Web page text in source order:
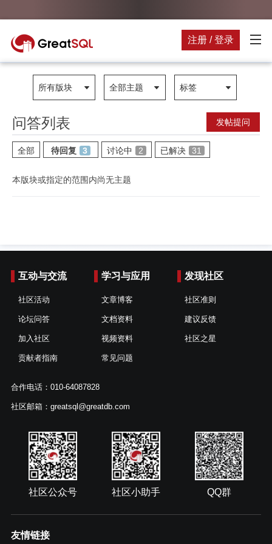
注册 / 登录
所有版块 全部主题 标签
问答列表 发帖提问
全部 待回复 3 讨论中 2 已解决 31
本版块或指定的范围内尚无主题
互动与交流
社区活动
论坛问答
加入社区
贡献者指南
学习与应用
文章博客
文档资料
视频资料
常见问题
发现社区
社区准则
建议反馈
社区之星
合作电话：010-64087828
社区邮箱：greatsql@greatdb.com
社区公众号 社区小助手 QQ群
友情链接